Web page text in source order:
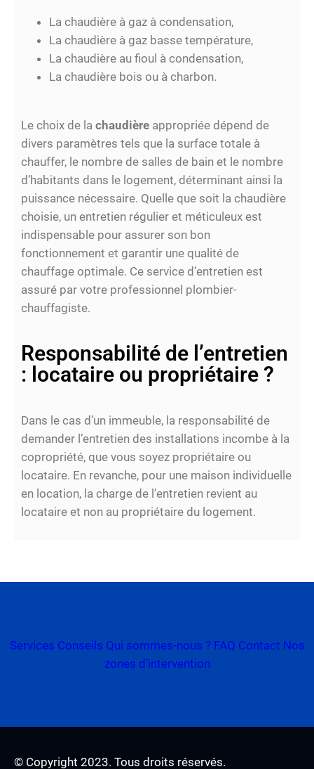
La chaudière à gaz à condensation,
La chaudière à gaz basse température,
La chaudière au fioul à condensation,
La chaudière bois ou à charbon.
Le choix de la chaudière appropriée dépend de
divers paramètres tels que la surface totale à
chauffer, le nombre de salles de bain et le nombre
d’habitants dans le logement, déterminant ainsi la
puissance nécessaire. Quelle que soit la chaudière
choisie, un entretien régulier et méticuleux est
indispensable pour assurer son bon
fonctionnement et garantir une qualité de
chauffage optimale. Ce service d’entretien est
assuré par votre professionnel plombier-
chauffagiste.
Responsabilité de l’entretien
: locataire ou propriétaire ?
Dans le cas d’un immeuble, la responsabilité de
demander l’entretien des installations incombe à la
copropriété, que vous soyez propriétaire ou
locataire. En revanche, pour une maison individuelle
en location, la charge de l’entretien revient au
locataire et non au propriétaire du logement.
Services Conseils Qui sommes-nous ? FAQ Contact Nos
zones d’intervention
© Copyright 2023. Tous droits réservés.